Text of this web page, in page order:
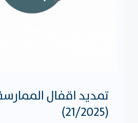
تمديد اقفال
(21/2025)